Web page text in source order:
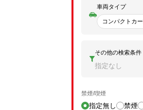
車両タイプ
コンパクトカー
その他の検索条件
指定なし
禁煙/喫煙
指定無し 禁煙